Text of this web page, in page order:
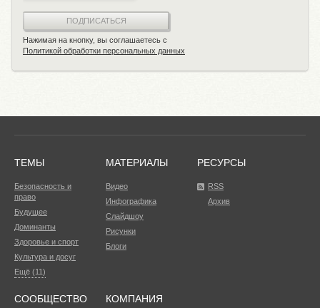
ПОДПИСАТЬСЯ
Нажимая на кнопку, вы соглашаетесь с
Политикой обработки персональных данных
ТЕМЫ
Безопасность и
право
Будущее
Доминанты
Здоровье и спорт
Культура и досуг
Ещё (11)
МАТЕРИАЛЫ
Видео
Инфографика
Слайдшоу
Рисунки
Блоги
РЕСУРСЫ
RSS
Архив
СООБЩЕСТВО КОМПАНИЯ